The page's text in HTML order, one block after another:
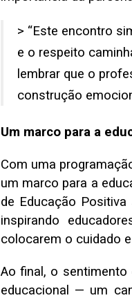
> “Este encontro
e o respeito
lembrar que o
construção
Um marco para a
Com uma
um marco para a
de Educação
inspirando
colocarem o cuidado
Ao final, o
educacional — um